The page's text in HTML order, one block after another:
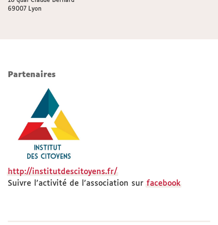
69007 Lyon
Partenaires
http://institutdescitoyens.fr/
Suivre l'activité de l'association sur facebook